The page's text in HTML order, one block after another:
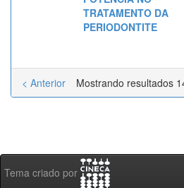
TRATAMENTO DA
PERIODONTITE
Mostrando resultados
< Anterior
Tema criado por